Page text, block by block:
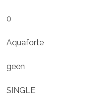
0
Aquaforte
geen
SINGLE